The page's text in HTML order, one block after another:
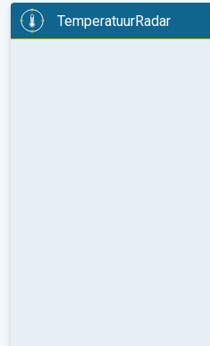
TemperatuurRadar